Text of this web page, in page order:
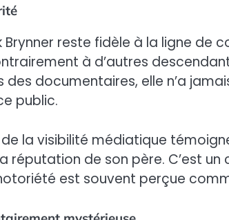
Brynner reste fidèle à la ligne de
à d’autres
documentaires, elle n’a
public.
la visibilité médiatique
réputation de son père. C’est
est souvent perçue